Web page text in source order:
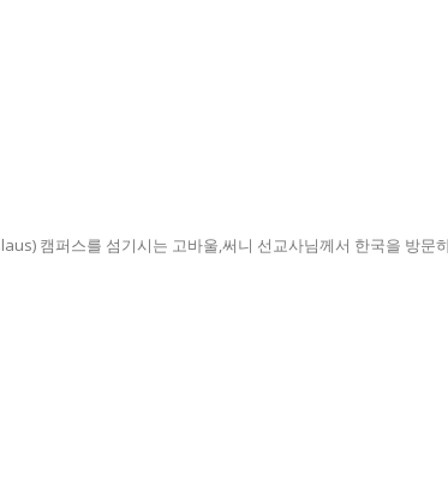
캠퍼스를 섬기시는 고바울,써니 선교사님께서 한국을 방문